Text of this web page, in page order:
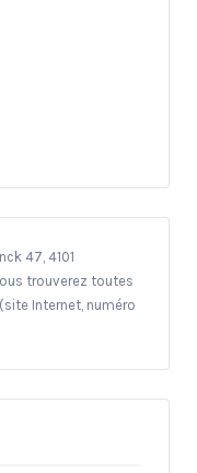
47, 4101
trouverez toutes
Internet, numéro